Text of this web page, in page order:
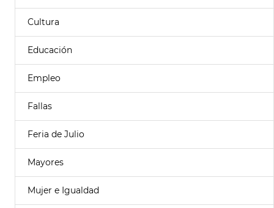
Cultura
Educación
Empleo
Fallas
Feria de Julio
Mayores
Mujer e Igualdad